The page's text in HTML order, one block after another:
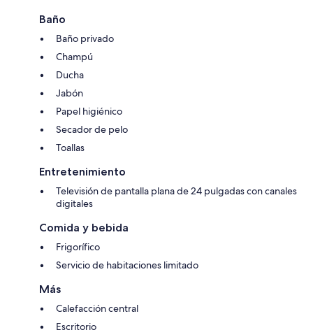
Baño
Baño privado
Champú
Ducha
Jabón
Papel higiénico
Secador de pelo
Toallas
Entretenimiento
Televisión de pantalla plana de 24 pulgadas con canales
digitales
Comida y bebida
Frigorífico
Servicio de habitaciones limitado
Más
Calefacción central
Escritorio